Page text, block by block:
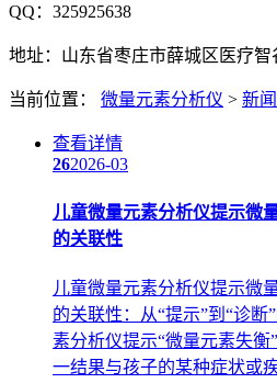
QQ：325925638
地址：山东省枣庄市薛城区医疗智
当前位置： 微量元素分析仪 > 新
查看详情
262026-03
儿童微量元素分析仪提示微
的关联性
儿童微量元素分析仪提示微
的关联性：从“提示”到“诊
素分析仪提示“微量元素失
一结果与孩子的某种症状或